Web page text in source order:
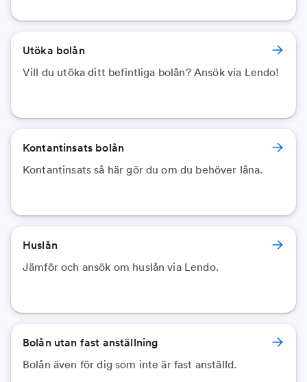
Utöka bolån
Vill du utöka ditt befintliga bolån? Ansök via Lendo!
Kontantinsats bolån
Kontantinsats så här gör du om du behöver låna.
Huslån
Jämför och ansök om huslån via Lendo.
Bolån utan fast anställning
Bolån även för dig som inte är fast anställd.